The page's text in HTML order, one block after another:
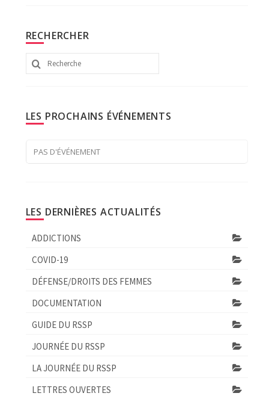
RECHERCHER
Rechercher
:
LES PROCHAINS ÉVÉNEMENTS
PAS D'ÉVÉNEMENT
LES DERNIÈRES ACTUALITÉS
ADDICTIONS
COVID-19
DÉFENSE/DROITS DES FEMMES
DOCUMENTATION
GUIDE DU RSSP
JOURNÉE DU RSSP
LA JOURNÉE DU RSSP
LETTRES OUVERTES